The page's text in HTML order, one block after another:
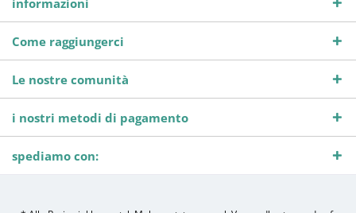
informazioni
Come raggiungerci
Le nostre comunità
i nostri metodi di pagamento
spediamo con: